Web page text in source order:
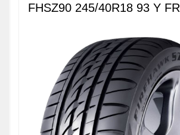
FHSZ90 245/40R18 93 Y FR